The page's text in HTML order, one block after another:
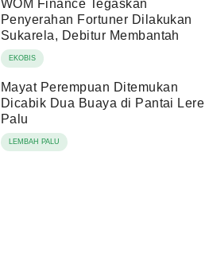
WOM Finance Tegaskan
Penyerahan Fortuner Dilakukan
Sukarela, Debitur Membantah
EKOBIS
Mayat Perempuan Ditemukan
Dicabik Dua Buaya di Pantai Lere
Palu
LEMBAH PALU